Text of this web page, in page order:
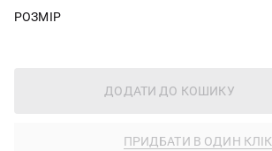
РОЗМІР
ДОДАТИ ДО КОШИКУ
ПРИДБАТИ В ОДИН КЛІК